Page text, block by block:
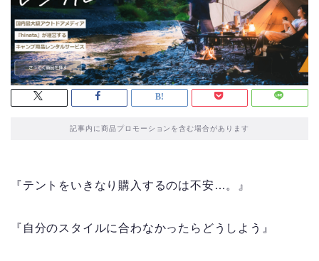
記事内に商品プロモーションを含む場合があります
『テントをいきなり購入するのは不安…。』
『自分のスタイルに合わなかったらどうしよう』